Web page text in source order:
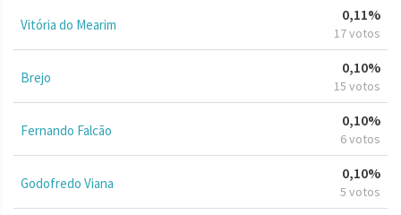
Vitória do Mearim
0,11%
17 votos
Brejo
0,10%
15 votos
Fernando Falcão
0,10%
6 votos
Godofredo Viana
0,10%
5 votos